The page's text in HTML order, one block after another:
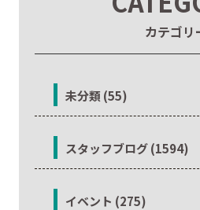
カテゴリ
未分類 (55)
スタッフブログ (1594)
イベント (275)